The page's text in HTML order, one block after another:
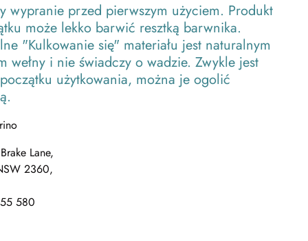
wypranie przed pierwszym użyciem. Produkt
może lekko barwić resztką barwnika.
"Kulkowanie się" materiału jest naturalnym
wełny i nie świadczy o wadzie. Zwykle jest
użytkowania, można je ogolić
Lane,
2360,
580